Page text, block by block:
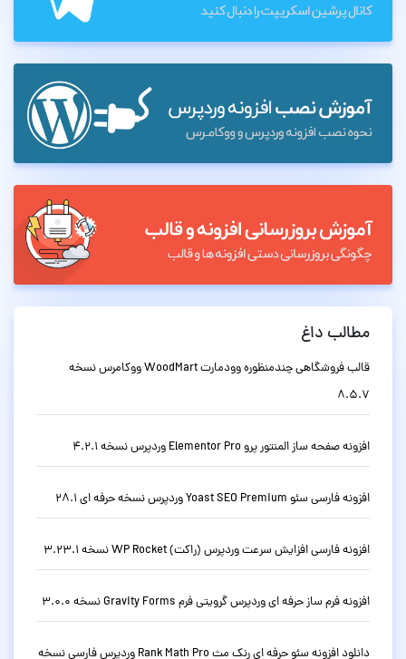
مطالب داغ
قالب فروشگاهی چندمنظوره وودمارت WoodMart ووکامرس نسخه
8.5.7
افزونه صفحه ساز المنتور پرو Elementor Pro وردپرس نسخه 4.2.1
افزونه فارسی سئو Yoast SEO Premium وردپرس نسخه حرفه ای 28.1
افزونه فارسی افزایش سرعت وردپرس (راکت) WP Rocket نسخه 3.23.1
افزونه فرم ساز حرفه ای وردپرس گرویتی فرم Gravity Forms نسخه 3.0.0
دانلود افزونه سئو حرفه ای رنک مث Rank Math Pro وردپرس فارسی نسخه